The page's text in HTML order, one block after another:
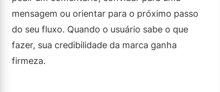
mensagem ou orientar para o próximo passo
do seu fluxo. Quando o usuário sabe o que
fazer, sua credibilidade da marca ganha
firmeza.